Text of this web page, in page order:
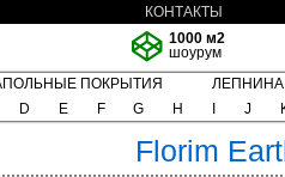
КОНТАКТЫ
1000 м2
шоурум
ПОКРЫТИЯ ЛЕПНИНА
D E F G H J
Florim